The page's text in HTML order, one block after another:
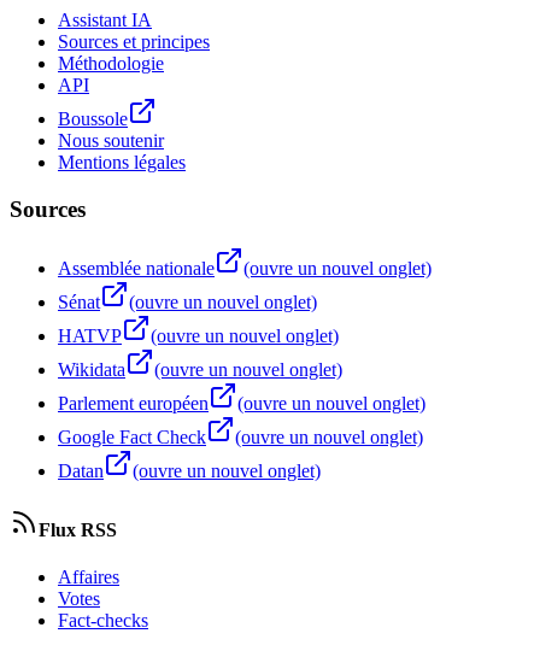
Assistant IA
Sources et principes
Méthodologie
API
Boussole
Nous soutenir
Mentions légales
Sources
Assemblée nationale
(ouvre un nouvel onglet)
Sénat
(ouvre un nouvel onglet)
HATVP
(ouvre un nouvel onglet)
Wikidata
(ouvre un nouvel onglet)
Parlement européen
(ouvre un nouvel onglet)
Google Fact Check
(ouvre un nouvel onglet)
Datan
(ouvre un nouvel onglet)
Flux RSS
Affaires
Votes
Fact-checks